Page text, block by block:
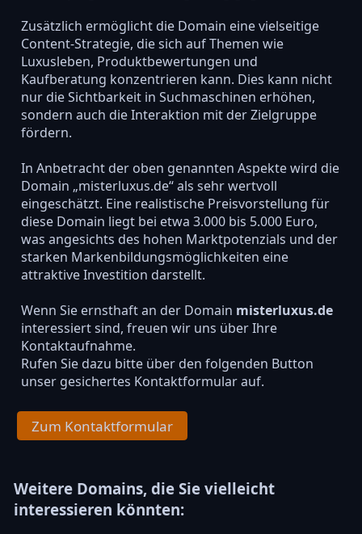
Zusätzlich ermöglicht die Domain eine vielseitige
Content-Strategie, die sich auf Themen wie
Luxusleben, Produktbewertungen und
Kaufberatung konzentrieren kann. Dies kann nicht
nur die Sichtbarkeit in Suchmaschinen erhöhen,
sondern auch die Interaktion mit der Zielgruppe
fördern.
In Anbetracht der oben genannten Aspekte wird die
Domain „misterluxus.de“ als sehr wertvoll
eingeschätzt. Eine realistische Preisvorstellung für
diese Domain liegt bei etwa 3.000 bis 5.000 Euro,
was angesichts des hohen Marktpotenzials und der
starken Markenbildungsmöglichkeiten eine
attraktive Investition darstellt.
Wenn Sie ernsthaft an der Domain misterluxus.de
interessiert sind, freuen wir uns über Ihre
Kontaktaufnahme.
Rufen Sie dazu bitte über den folgenden Button
unser gesichertes Kontaktformular auf.
Zum Kontaktformular
Weitere Domains, die Sie vielleicht
interessieren könnten: